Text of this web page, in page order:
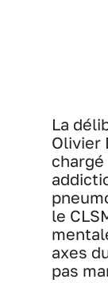
La
Olivier
le
axes
pas